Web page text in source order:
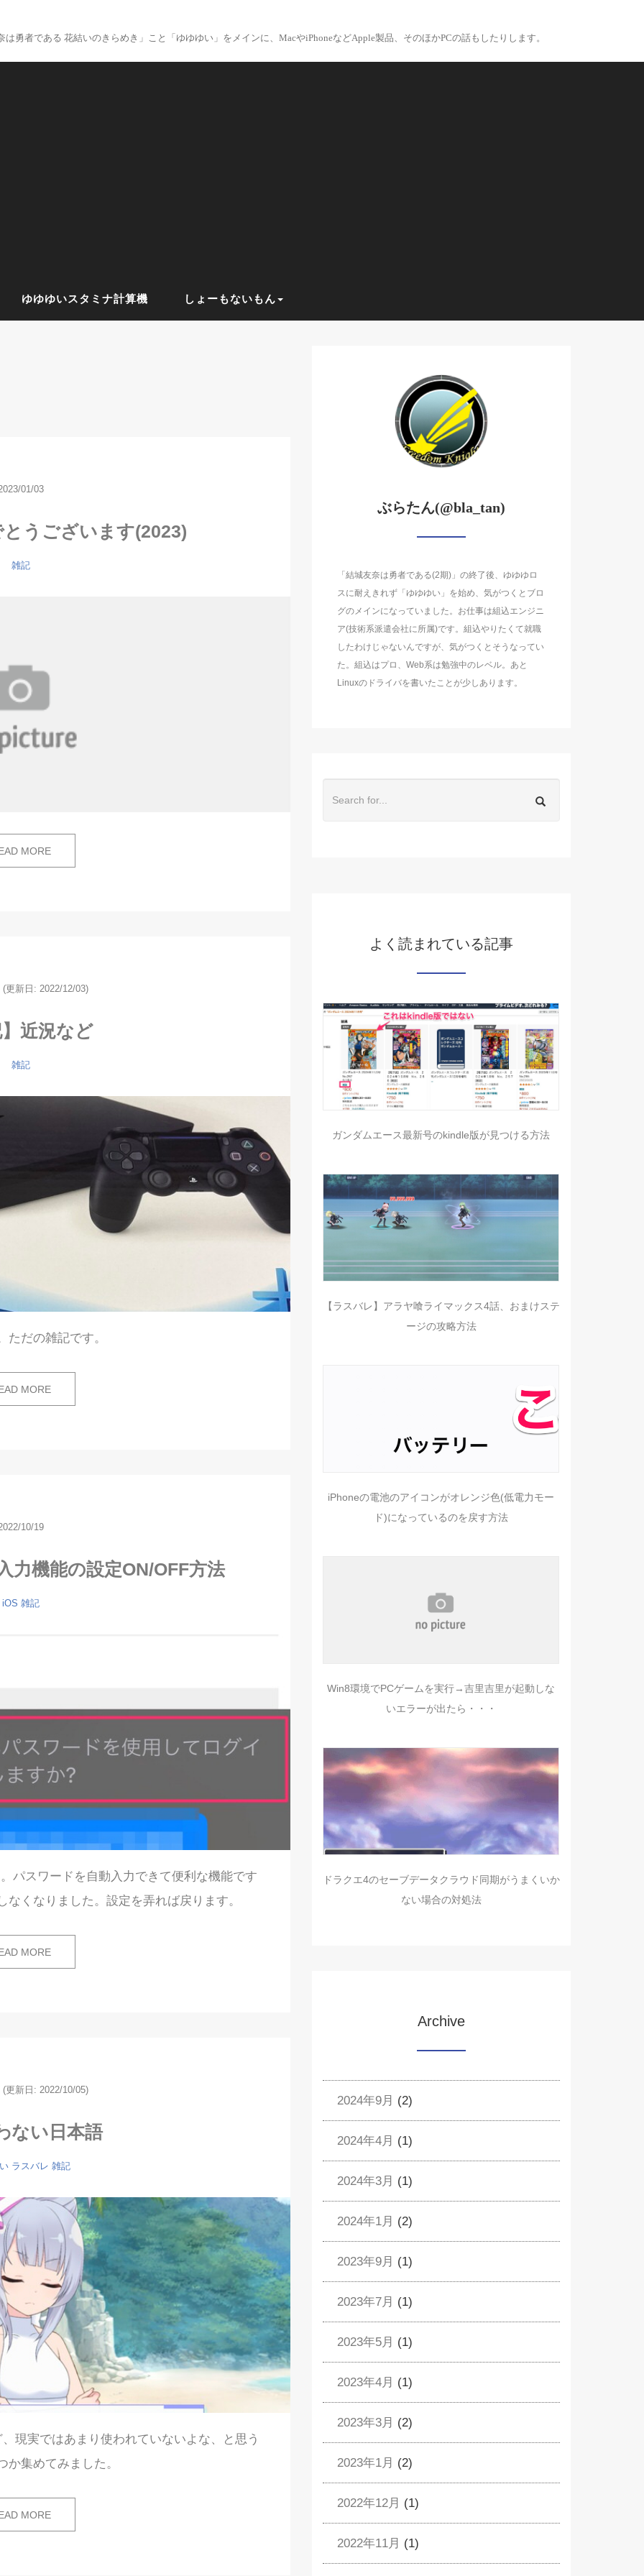
勇者である 花結いのきらめき」こと「ゆゆゆい」をメインに、MacやiPhoneなどApple製品、そのほかPCの話もしたりします。
ゆゆゆいスタミナ計算機 しょーもないもん
01/03
うございます(2023)
雑記
MORE
(更新日: 2022/12/03)
近況など
雑記
ただの雑記です。
MORE
10/19
力機能の設定ON/OFF方法
iOS 雑記
パスワードを自動入力できて便利な機能です
くなりました。設定を弄れば戻ります。
MORE
(更新日: 2022/10/05)
ない日本語
ラスバレ 雑記
現実ではあまり使われていないよな、と思う
か集めてみました。
MORE
ぶらたん(@bla_tan)
「結城友奈は勇者である(2期)」の終了後、ゆゆゆロ
スに耐えきれず「ゆゆゆい」を始め、気がつくとブロ
グのメインになっていました。お仕事は組込エンジニ
ア(技術系派遣会社に所属)です。組込やりたくて就職
したわけじゃないんですが、気がつくとそうなってい
た。組込はプロ、Web系は勉強中のレベル。あと
Linuxのドライバを書いたことが少しあります。
よく読まれている記事
ガンダムエース最新号のkindle版が見つける方法
【ラスバレ】アラヤ喰ライマックス4話、おまけステ
ージの攻略方法
iPhoneの電池のアイコンがオレンジ色(低電力モー
ド)になっているのを戻す方法
Win8環境でPCゲームを実行→吉里吉里が起動しな
いエラーが出たら・・・
ドラクエ4のセーブデータクラウド同期がうまくいか
ない場合の対処法
Archive
2024年9月 (2)
2024年4月 (1)
2024年3月 (1)
2024年1月 (2)
2023年9月 (1)
2023年7月 (1)
2023年5月 (1)
2023年4月 (1)
2023年3月 (2)
2023年1月 (2)
2022年12月 (1)
2022年11月 (1)